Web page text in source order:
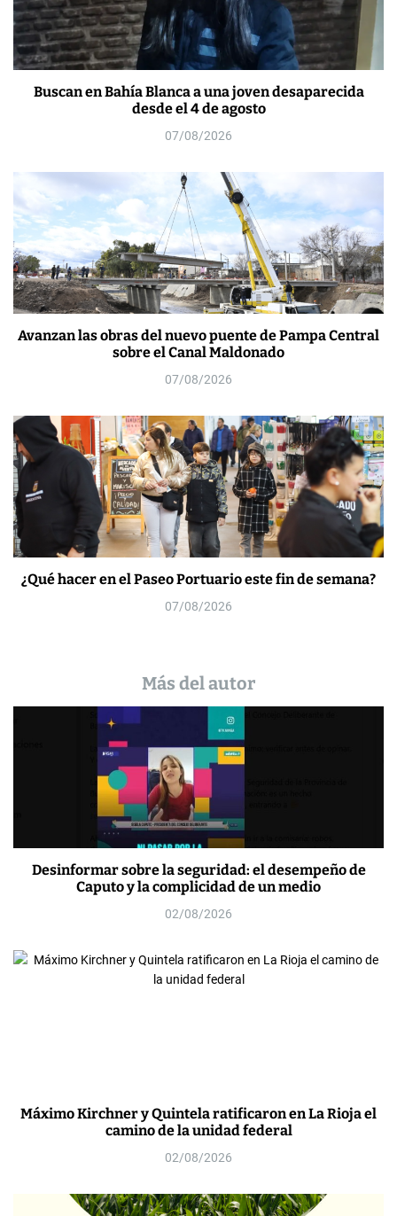
Buscan en Bahía Blanca a una joven desaparecida
desde el 4 de agosto
07/08/2026
Avanzan las obras del nuevo puente de Pampa Central
sobre el Canal Maldonado
07/08/2026
¿Qué hacer en el Paseo Portuario este fin de semana?
07/08/2026
Más del autor
Desinformar sobre la seguridad: el desempeño de
Caputo y la complicidad de un medio
02/08/2026
Máximo Kirchner y Quintela ratificaron en La Rioja el
camino de la unidad federal
02/08/2026